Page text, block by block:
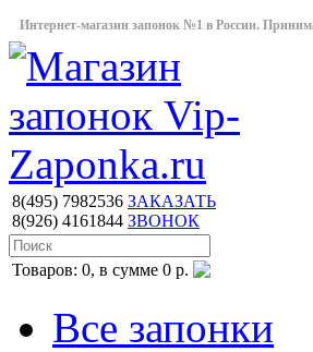
Интернет-магазин запонок №1 в России.
8(495) 7982536
8(926) 4161844
ЗАКАЗАТЬ
ЗВОНОК
Товаров: 0, в сумме 0 р.
Все запонки